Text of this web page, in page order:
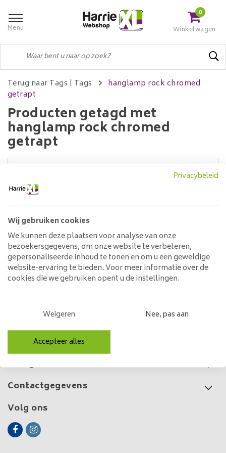
Menu
0
Winkelwagen
Terug naar Tags | Tags
hanglamp rock chromed
getrapt
Producten getagd met
hanglamp rock chromed
getrapt
Hanglamp 3L Rocky
Chromed
239,00
Klantenservice
Mijn account
Categorieën
Contactgegevens
Volg ons
Privacybeleid
Wij gebruiken cookies
We kunnen deze plaatsen voor analyse van onze
bezoekersgegevens, om onze website te verbeteren,
gepersonaliseerde inhoud te tonen en om u een geweldige
website-ervaring te bieden. Voor meer informatie over de
cookies die we gebruiken opent u de instellingen.
Weigeren Nee, pas aan
Accepteer alles